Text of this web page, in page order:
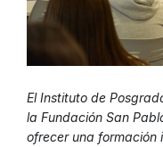
El Instituto de
la Fundación San
ofrecer una formación